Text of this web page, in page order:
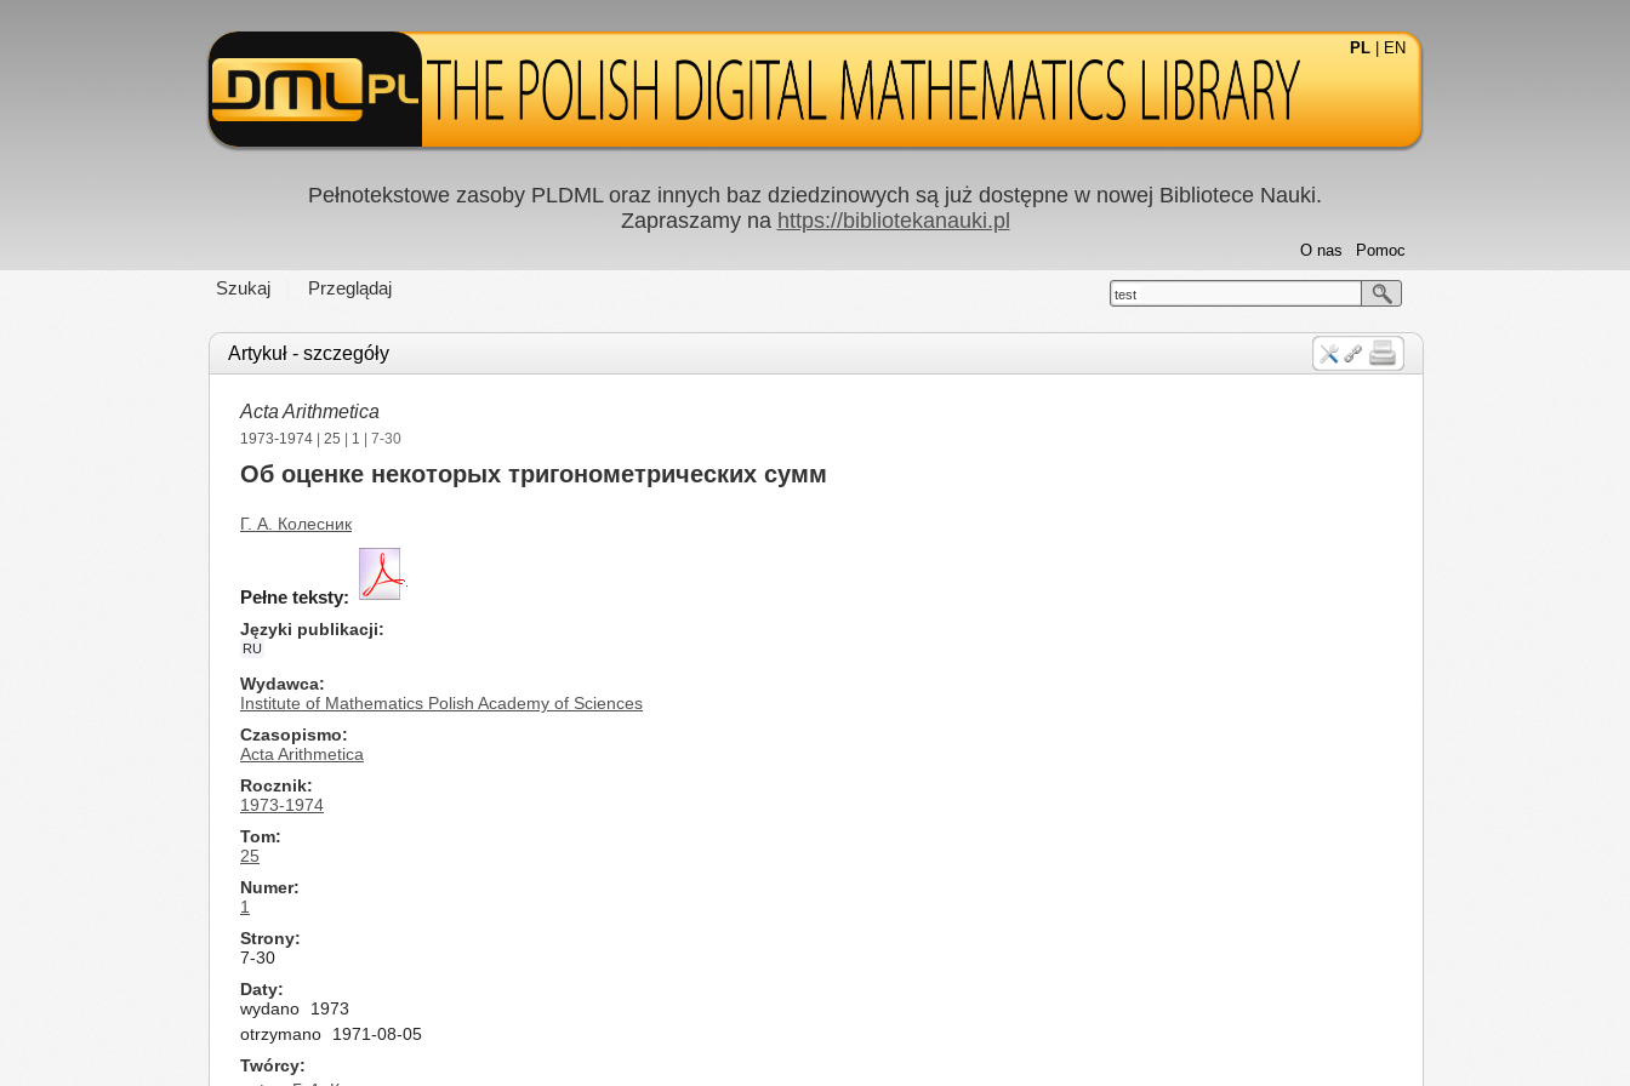
PL EN
Pełnotekstowe zasoby PLDML oraz innych baz dziedzinowych są już dostępne w nowej Bibliotece Nauki.
Zapraszamy na https://bibliotekanauki.pl
Szukaj Przeglądaj
Pomoc
O nas
test
Artykuł - szczegóły
Acta Arithmetica
1973-1974 25 1 | 7-30
Об оценке некоторых тригонометрических сумм
Г. А. Колесник
Pełne teksty:
Języki publikacji
RU
Wydawca
Institute of Mathematics Polish Academy of Sciences
Czasopismo
Acta Arithmetica
Rocznik
1973-1974
Tom
25
Numer
1
Strony
7-30
Daty
wydano
1973
otrzymano
1971-08-05
Twórcy